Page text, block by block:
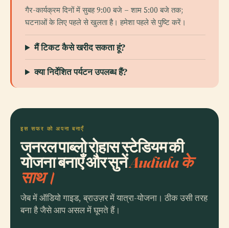
गैर-कार्यक्रम दिनों में सुबह 9:00 बजे – शाम 5:00 बजे तक;
घटनाओं के लिए पहले से खुलता है। हमेशा पहले से पुष्टि करें।
मैं टिकट कैसे खरीद सकता हूं?
क्या निर्देशित पर्यटन उपलब्ध हैं?
इस सफर को अपना बनाएँ
जनरल पाब्लो रोहास स्टेडियम की
योजना बनाएँ और सुनेंAudiala के
साथ।
जेब में ऑडियो गाइड, ब्राउज़र में यात्रा-योजना। ठीक उसी तरह
बना है जैसे आप असल में घूमते हैं।